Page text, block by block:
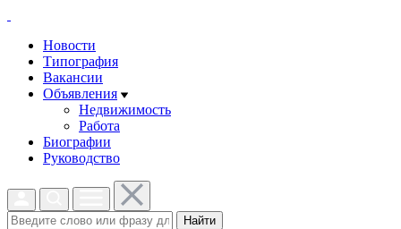
Новости
Типография
Вакансии
Объявления
Недвижимость
Работа
Биографии
Руководство
Найти